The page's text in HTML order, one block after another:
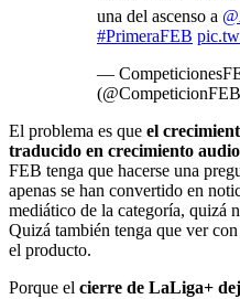
una del ascenso a
#PrimeraFEB
—
El problema es que el
traducido en crecimiento
FEB tenga que hacerse una
apenas se han convertido en
mediático de la categoría, quizá
Quizá también tenga que ver
el producto.
Porque el cierre de LaLiga+